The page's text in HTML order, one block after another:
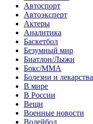
Автоспорт
Автоэксперт
Актеры
Аналитика
Баскетбол
Безумный мир
Биатлон/Лыжи
Бокс/MMA
Болезни и лекарства
В мире
В России
Вещи
Военные новости
Волейбол